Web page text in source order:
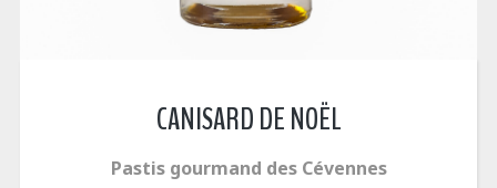
CANISARD DE NOËL
Pastis gourmand des Cévennes